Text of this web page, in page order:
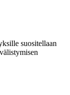
suositellaan